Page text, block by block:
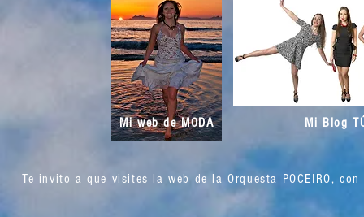
Mi web de MODA Mi Blog
Te invito a que visites la web de la Orquesta POCEIRO,